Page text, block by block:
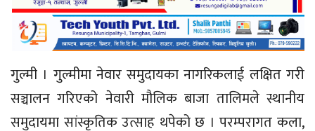
गुल्मी । गुल्मीमा नेवार समुदायका नागरिकलाई लक्षित गरी
सञ्चालन गरिएको नेवारी मौलिक बाजा तालिमले स्थानीय
समुदायमा सांस्कृतिक उत्साह थपेको छ । परम्परागत कला,